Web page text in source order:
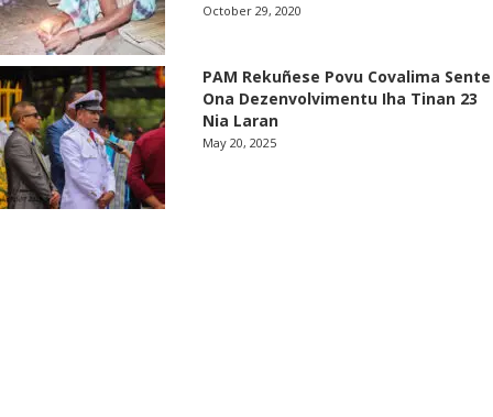
October 29, 2020
PAM Rekuñese Povu Covalima Sente
Ona Dezenvolvimentu Iha Tinan 23
Nia Laran
May 20, 2025